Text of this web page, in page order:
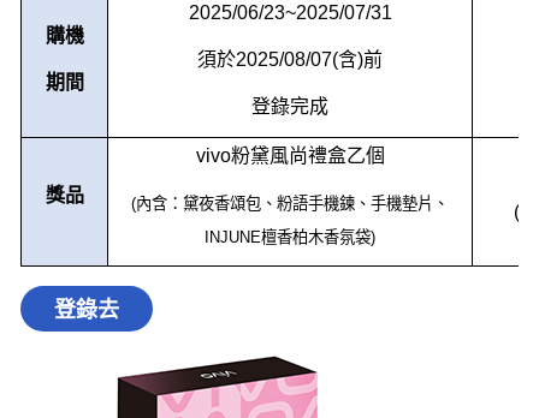
購機
期間
2025/06/23~2025/07/31
須於2025/08/07(含)前
登錄完成
獎品
vivo粉黛風尚禮盒乙個
(內含：黛夜香頌包、粉語手機鍊、手機墊片、
INJUNE檀香柏木香氛袋)
(
登錄去